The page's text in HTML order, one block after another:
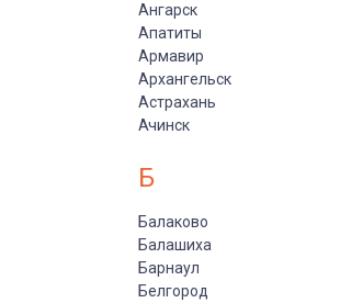
Ангарск
Апатиты
Армавир
Архангельск
Астрахань
Ачинск
Б
Балаково
Балашиха
Барнаул
Белгород